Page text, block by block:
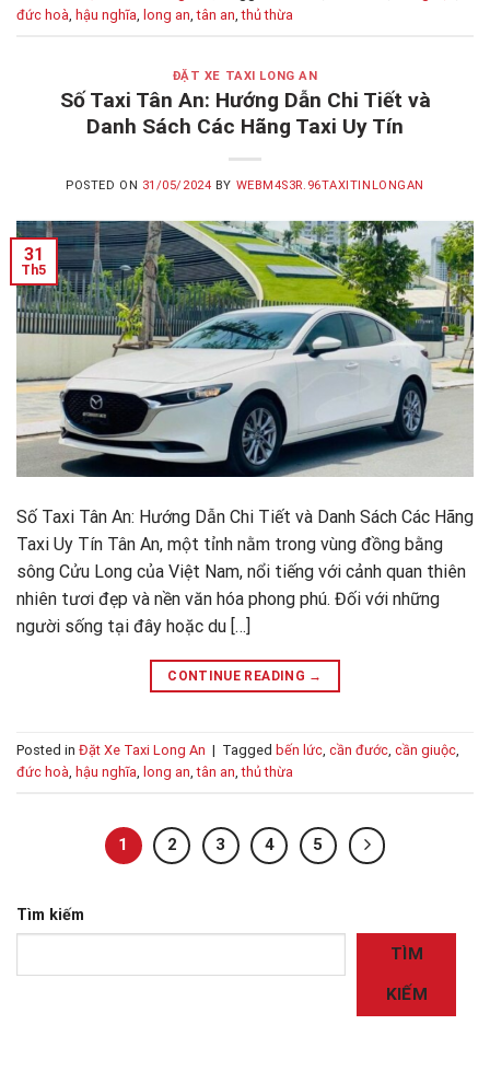
đức hoà, hậu nghĩa, long an,tân an,thủ thừa
ĐẶT XE TAXI LONG AN
Số Taxi Tân An: Hướng Dẫn Chi Tiết và
Danh Sách Các Hãng Taxi Uy Tín
POSTED ON 31/05/2024 BY WEBM4S3R.96TAXITINLONGAN
31
Th5
Số Taxi Tân An: Hướng Dẫn Chi Tiết và Danh Sách Các Hãng
Taxi Uy Tín Tân An, một tỉnh nằm trong vùng đồng bằng
sông Cửu Long của Việt Nam, nổi tiếng với cảnh quan thiên
nhiên tươi đẹp và nền văn hóa phong phú. Đối với những
người sống tại đây hoặc du […]
CONTINUE READING →
Posted in Đặt Xe Taxi Long An | Tagged bến lức, cần đước, cần giuộc,
đức hoà, hậu nghĩa, long an,tân an,thủ thừa
1 2 3 4 5
Tìm kiếm
TÌM
KIẾM